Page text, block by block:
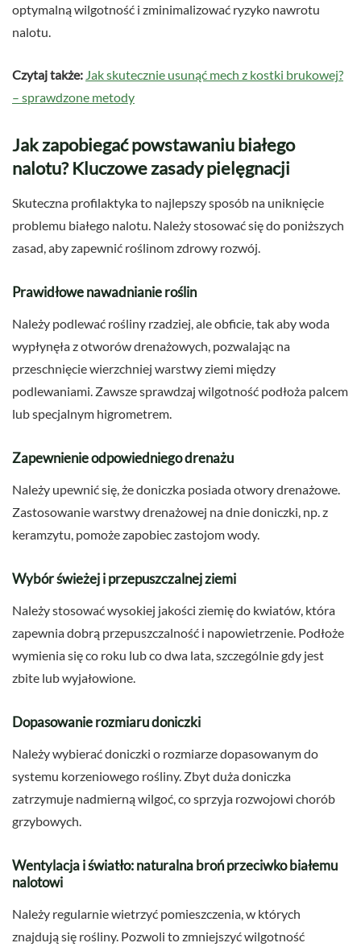
optymalną wilgotność i zminimalizować ryzyko nawrotu
nalotu.
Czytaj także: Jak skutecznie usunąć mech z kostki brukowej?
– sprawdzone metody
Jak zapobiegać powstawaniu białego
nalotu? Kluczowe zasady pielęgnacji
Skuteczna profilaktyka to najlepszy sposób na uniknięcie
problemu białego nalotu. Należy stosować się do poniższych
zasad, aby zapewnić roślinom zdrowy rozwój.
Prawidłowe nawadnianie roślin
Należy podlewać rośliny rzadziej, ale obficie, tak aby woda
wypłynęła z otworów drenażowych, pozwalając na
przeschnięcie wierzchniej warstwy ziemi między
podlewaniami. Zawsze sprawdzaj wilgotność podłoża palcem
lub specjalnym higrometrem.
Zapewnienie odpowiedniego drenażu
Należy upewnić się, że doniczka posiada otwory drenażowe.
Zastosowanie warstwy drenażowej na dnie doniczki, np. z
keramzytu, pomoże zapobiec zastojom wody.
Wybór świeżej i przepuszczalnej ziemi
Należy stosować wysokiej jakości ziemię do kwiatów, która
zapewnia dobrą przepuszczalność i napowietrzenie. Podłoże
wymienia się co roku lub co dwa lata, szczególnie gdy jest
zbite lub wyjałowione.
Dopasowanie rozmiaru doniczki
Należy wybierać doniczki o rozmiarze dopasowanym do
systemu korzeniowego rośliny. Zbyt duża doniczka
zatrzymuje nadmierną wilgoć, co sprzyja rozwojowi chorób
grzybowych.
Wentylacja i światło: naturalna broń przeciwko białemu
nalotowi
Należy regularnie wietrzyć pomieszczenia, w których
znajdują się rośliny. Pozwoli to zmniejszyć wilgotność